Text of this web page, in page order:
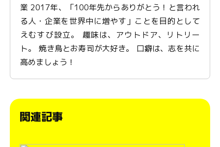
業 2017年、「100年先からありがとう！と言われ
る人・企業を世界中に増やす」ことを目的として
えむすび設立。 趣味は、アウトドア、リトリー
ト。 焼き鳥とお寿司が大好き。 口癖は、志を共に
高めましょう！
関連記事